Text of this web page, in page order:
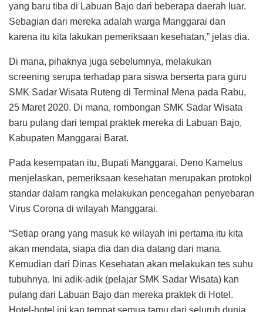
yang baru tiba di Labuan Bajo dari beberapa daerah luar.
Sebagian dari mereka adalah warga Manggarai dan
karena itu kita lakukan pemeriksaan kesehatan,” jelas dia.
Di mana, pihaknya juga sebelumnya, melakukan
screening serupa terhadap para siswa berserta para guru
SMK Sadar Wisata Ruteng di Terminal Mena pada Rabu,
25 Maret 2020. Di mana, rombongan SMK Sadar Wisata
baru pulang dari tempat praktek mereka di Labuan Bajo,
Kabupaten Manggarai Barat.
Pada kesempatan itu, Bupati Manggarai, Deno Kamelus
menjelaskan, pemeriksaan kesehatan merupakan protokol
standar dalam rangka melakukan pencegahan penyebaran
Virus Corona di wilayah Manggarai.
“Setiap orang yang masuk ke wilayah ini pertama itu kita
akan mendata, siapa dia dan dia datang dari mana.
Kemudian dari Dinas Kesehatan akan melakukan tes suhu
tubuhnya. Ini adik-adik (pelajar SMK Sadar Wisata) kan
pulang dari Labuan Bajo dan mereka praktek di Hotel.
Hotel-hotel ini kan tempat semua tamu dari seluruh dunia